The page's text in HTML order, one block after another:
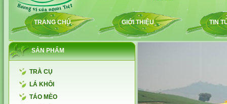
TRANG CHỦ GIỚI THIỆU TIN
SẢN PHẨM
TRÀ CỤ
LÁ KHÔI
TÁO MÈO